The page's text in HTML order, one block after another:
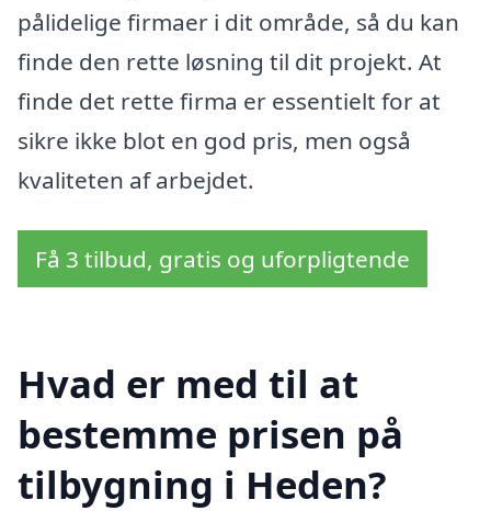
pålidelige firmaer i dit område, så du kan
finde den rette løsning til dit projekt. At
finde det rette firma er essentielt for at
sikre ikke blot en god pris, men også
kvaliteten af arbejdet.
Få 3 tilbud, gratis og uforpligtende
Hvad er med til at
bestemme prisen på
tilbygning i Heden?